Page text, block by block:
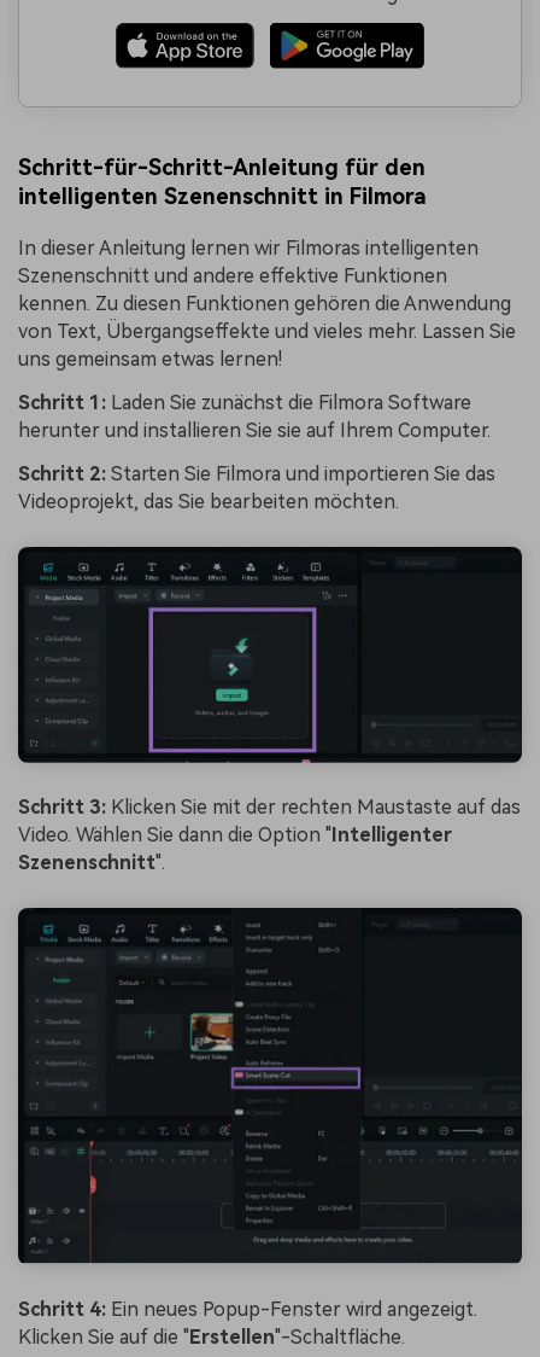
Schritt-für-Schritt-Anleitung für den
intelligenten Szenenschnitt in Filmora
In dieser Anleitung lernen wir Filmoras intelligenten
Szenenschnitt und andere effektive Funktionen
kennen. Zu diesen Funktionen gehören die Anwendung
von Text, Übergangseffekte und vieles mehr. Lassen Sie
uns gemeinsam etwas lernen!
Schritt 1: Laden Sie zunächst die Filmora Software
herunter und installieren Sie sie auf Ihrem Computer.
Schritt 2: Starten Sie Filmora und importieren Sie das
Videoprojekt, das Sie bearbeiten möchten.
Schritt 3: Klicken Sie mit der rechten Maustaste auf das
Video. Wählen Sie dann die Option " Intelligenter
Szenenschnitt".
Schritt 4: Ein neues Popup-Fenster wird angezeigt.
Klicken Sie auf die " Erstellen"-Schaltfläche.